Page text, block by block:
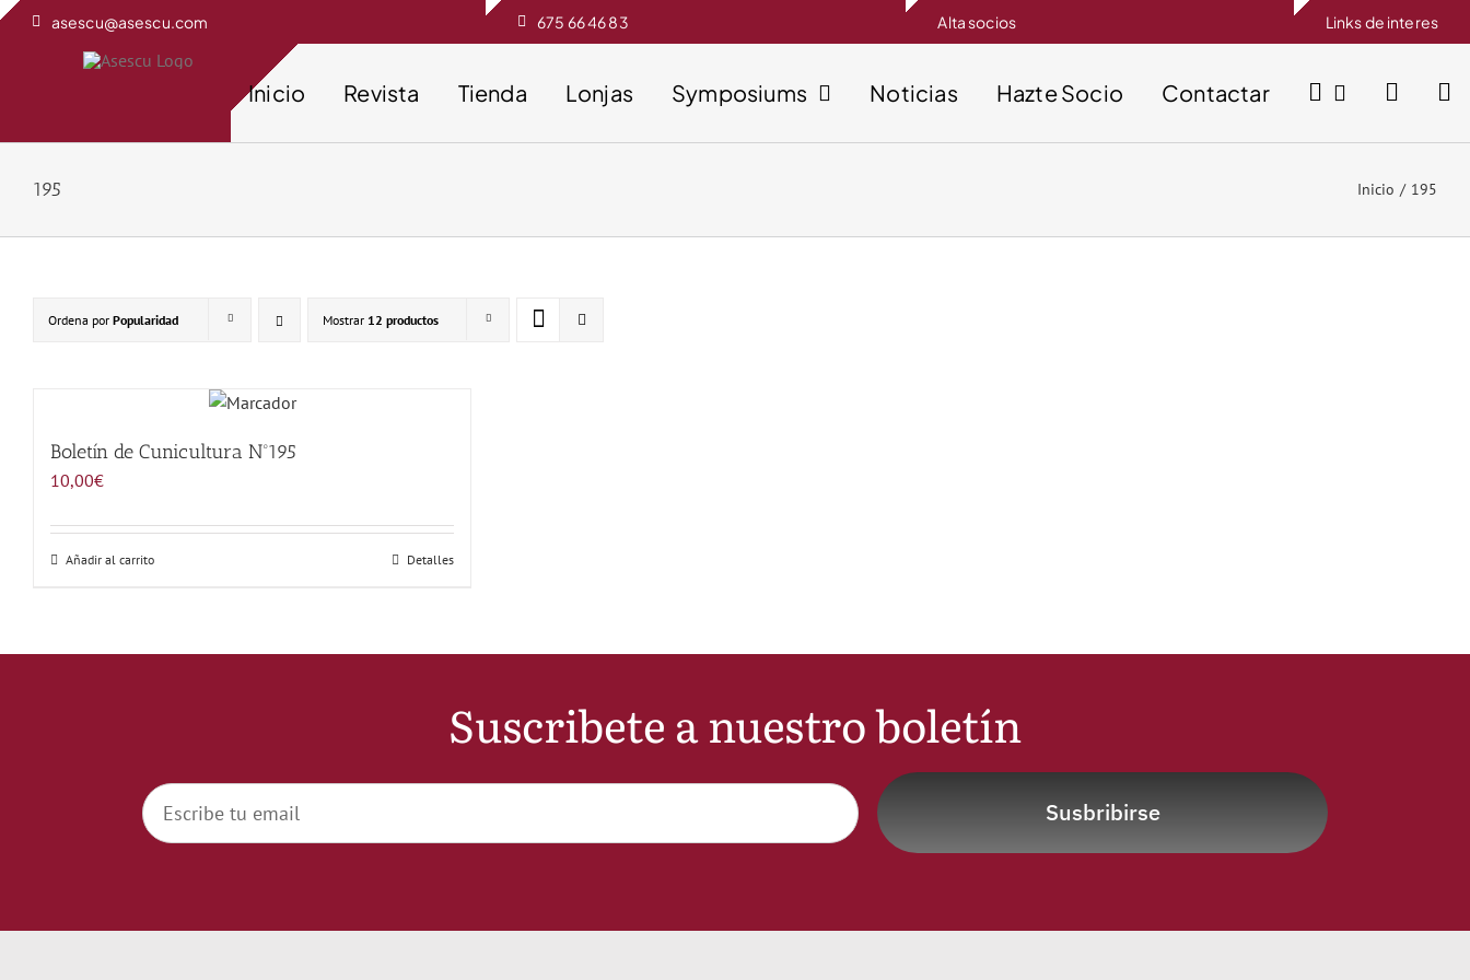
Saltar
asescu@asescu.com 675 66 46 83 Alta socios Links de interes
Inicio Revista Tienda Lonjas Symposiums Noticias Hazte Socio Contactar
195 Inicio 195
Ordena por Popularidad Mostrar 12 productos
Boletín de Cunicultura Nº195
10,00€
Añadir al carrito Detalles
Suscribete a nuestro boletín
Susbribirse